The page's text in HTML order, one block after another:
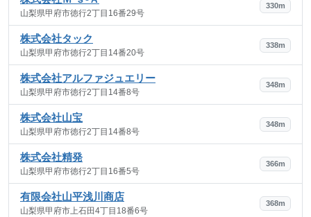
山梨県甲府市徳行2丁目16番29号
330m
株式会社タック
山梨県甲府市徳行2丁目14番20号
338m
株式会社アルファジュエリー
山梨県甲府市徳行2丁目14番8号
348m
株式会社山宝
山梨県甲府市徳行2丁目14番8号
348m
株式会社精発
山梨県甲府市徳行2丁目16番5号
366m
有限会社山平浅川商店
山梨県甲府市上石田4丁目18番6号
368m